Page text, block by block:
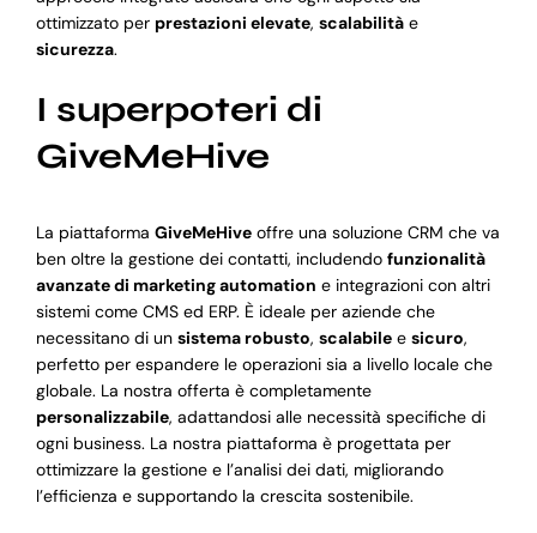
ottimizzato per prestazioni elevate, scalabilitàe
sicurezza.
I superpoteri di
GiveMeHive
La piattaforma GiveMeHiveoffre una soluzione CRM che va
ben oltre la gestione dei contatti, includendo funzionalità
avanzate di marketing automation e integrazioni con altri
sistemi come CMS ed ERP. È ideale per aziende che
necessitano di un sistema robusto, scalabilee sicuro,
perfetto per espandere le operazioni sia a livello locale che
globale. La nostra offerta è completamente
personalizzabile, adattandosi alle necessità specifiche di
ogni business. La nostra piattaforma è progettata per
ottimizzare la gestione e l’analisi dei dati, migliorando
l’efficienza e supportando la crescita sostenibile.